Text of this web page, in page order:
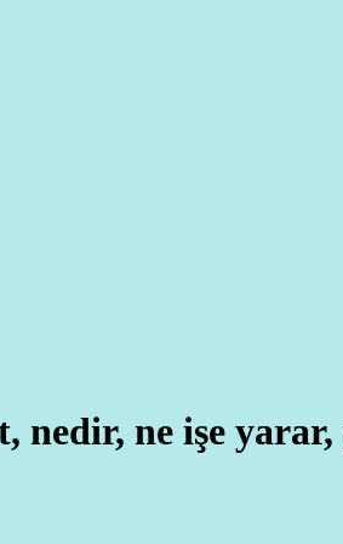
ne işe